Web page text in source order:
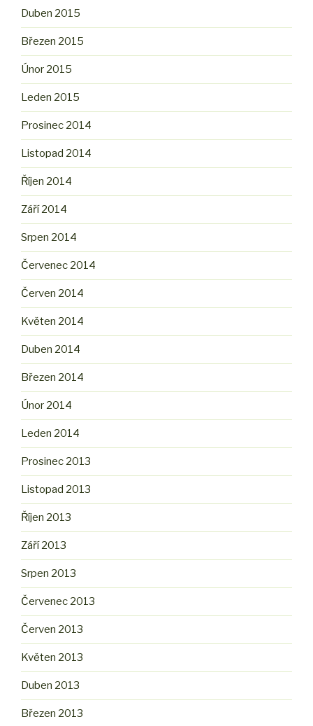
Duben 2015
Březen 2015
Únor 2015
Leden 2015
Prosinec 2014
Listopad 2014
Říjen 2014
Září 2014
Srpen 2014
Červenec 2014
Červen 2014
Květen 2014
Duben 2014
Březen 2014
Únor 2014
Leden 2014
Prosinec 2013
Listopad 2013
Říjen 2013
Září 2013
Srpen 2013
Červenec 2013
Červen 2013
Květen 2013
Duben 2013
Březen 2013